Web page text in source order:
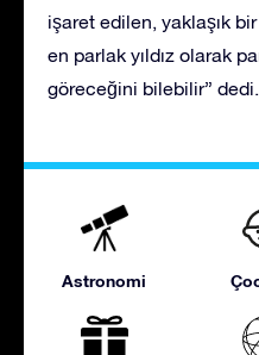
işaret edilen, yaklaşık
en parlak yıldız olarak
göreceğini bilebilir” dedi.
Astronomi